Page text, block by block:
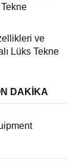
Tekne
ve
Lüks Tekne
DAKİKA